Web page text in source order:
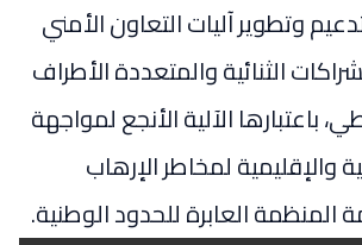
وتطوير آليات التعاون الأمني
الثنائية والمتعددة الأطراف
باعتبارها الآلية الأنجع لمواجهة
والإقليمية لمخاطر الإرهاب
المنظمة العابرة للحدود الوطنية.